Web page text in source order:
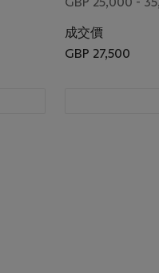
成交價
GBP 27,500